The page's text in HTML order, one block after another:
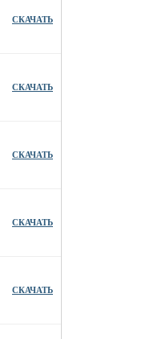
СКАЧАТЬ
СКАЧАТЬ
СКАЧАТЬ
СКАЧАТЬ
СКАЧАТЬ